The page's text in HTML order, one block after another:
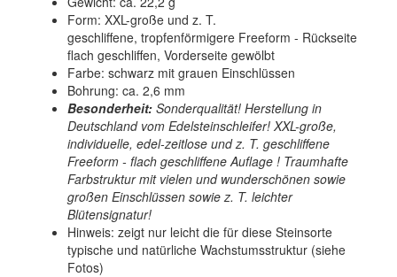
Form: XXL-große und z. T.
geschliffene, tropfenförmigere Freeform - Rückseite
flach geschliffen, Vorderseite gewölbt
Farbe: schwarz mit grauen Einschlüssen
Bohrung: ca. 2,6 mm
Besonderheit: Sonderqualität! Herstellung in
Deutschland vom Edelsteinschleifer! XXL-große,
individuelle, edel-zeitlose und z. T. geschliffene
Freeform - flach geschliffene Auflage ! Traumhafte
Farbstruktur mit vielen und wunderschönen sowie
großen Einschlüssen sowie z. T. leichter
Blütensignatur!
Hinweis: zeigt nur leicht die für diese Steinsorte
typische und natürliche Wachstumsstruktur (siehe
Fotos)